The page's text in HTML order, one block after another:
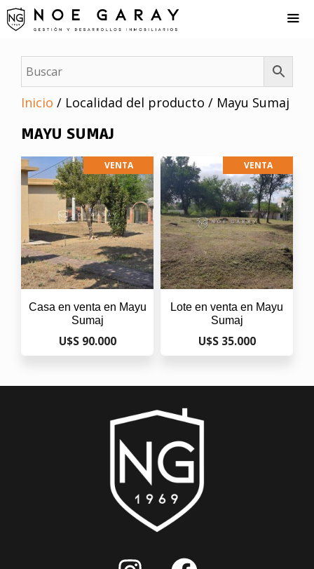
Saltar
al
Inicio / Localidad del producto / Mayu Sumaj
MAYU SUMAJ
VENTA
Casa en venta en Mayu
Sumaj
U$S 90.000
VENTA
Lote en venta en Mayu
Sumaj
U$S 35.000